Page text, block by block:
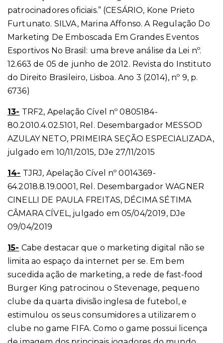
patrocinadores oficiais.” (CESÁRIO, Kone Prieto
Furtunato. SILVA, Marina Affonso. A Regulação Do
Marketing De Emboscada Em Grandes Eventos
Esportivos No Brasil: uma breve análise da Lei nº.
12.663 de 05 de junho de 2012. Revista do Instituto
do Direito Brasileiro, Lisboa. Ano 3 (2014), nº 9, p.
6736)
13- TRF2, Apelação Cível nº 0805184-
80.2010.4.02.5101, Rel. Desembargador MESSOD
AZULAY NETO, PRIMEIRA SEÇÃO ESPECIALIZADA,
julgado em 10/11/2015, DJe 27/11/2015
14- TJRJ, Apelação Cível nº 0014369-
64.2018.8.19.0001, Rel. Desembargador WAGNER
CINELLI DE PAULA FREITAS, DÉCIMA SÉTIMA
CÂMARA CÍVEL, julgado em 05/04/2019, DJe
09/04/2019
15- Cabe destacar que o marketing digital não se
limita ao espaço da internet per se. Em bem
sucedida ação de marketing, a rede de fast-food
Burger King patrocinou o Stevenage, pequeno
clube da quarta divisão inglesa de futebol, e
estimulou os seus consumidores a utilizarem o
clube no game FIFA. Como o game possui licença